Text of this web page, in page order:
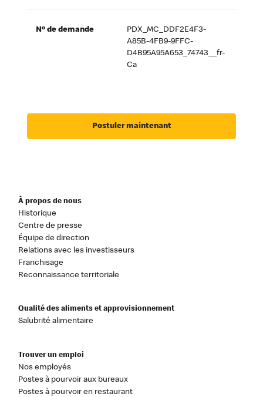
Nº de demande
PDX_MC_DDF2E4F3-
A85B-4FB9-9FFC-
D4B95A95A653_74743__fr-
Ca
Postuler maintenant
À propos de nous
Historique
Centre de presse
Équipe de direction
Relations avec les investisseurs
Franchisage
Reconnaissance territoriale
Qualité des aliments et approvisionnement
Salubrité alimentaire
Trouver un emploi
Nos employés
Postes à pourvoir aux bureaux
Postes à pourvoir en restaurant